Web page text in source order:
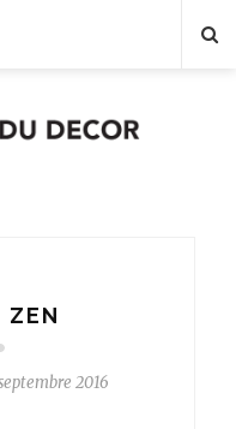
ZEN
2016